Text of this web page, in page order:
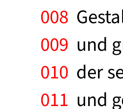
008
009 und
010 der
011 und